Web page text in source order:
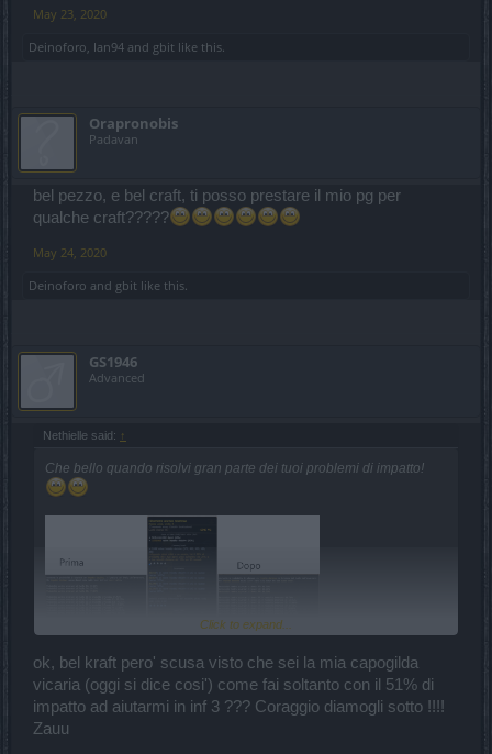
May 23, 2020
Deinoforo Ian94 and gbit like this.
Orapronobis
Padavan
bel pezzo, e bel craft, ti posso prestare il mio pg per
qualche craft?????
May 24, 2020
Deinoforo and gbit like this.
GS1946
Advanced
Nethielle said: ↑
Che bello quando risolvi gran parte dei tuoi problemi di impatto!
Click to expand...
ok, bel kraft pero' scusa visto che sei la mia capogilda
vicaria (oggi si dice cosi') come fai soltanto con il 51% di
impatto ad aiutarmi in inf 3 ??? Coraggio diamogli sotto !!!!
Zauu